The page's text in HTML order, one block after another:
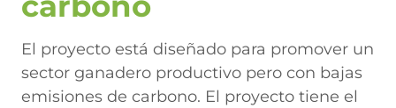
El proyecto está diseñado para promover un
sector ganadero productivo pero con bajas
emisiones de carbono. El proyecto tiene el